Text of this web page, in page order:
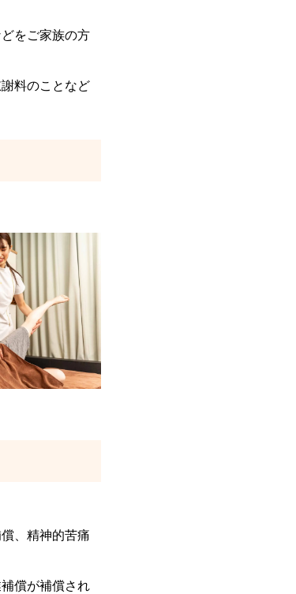
をご家族の方
料のことなど
、精神的苦痛
償が補償され